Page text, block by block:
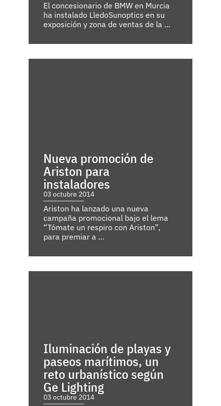
El concesionario de BMW en Murcia
ha instalado LledoSunoptics en su
exposición y zona de ventas de la ...
Nueva promoción de
Ariston para
instaladores
03 octubre 2014
Ariston ha lanzado una nueva
campaña promocional bajo el lema
“Tómate un respiro con Ariston”,
para premiar a ...
Iluminación de playas y
paseos marítimos, un
reto urbanístico según
Ge Lighting
03 octubre 2014